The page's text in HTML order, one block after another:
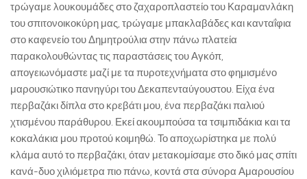
τρώγαμε λουκουμάδες στο ζαχαροπλαστείο του Καραμανλάκη
του σπιτονοικοκύρη μας, τρώγαμε μπακλαβάδες και κανταΐφια
στο καφενείο του Δημητρούλια στην πάνω πλατεία
παρακολουθώντας τις παραστάσεις του Αγκόπ,
απογειωνόμαστε μαζί με τα πυροτεχνήματα στο φημισμένο
μαρουσιώτικο πανηγύρι του Δεκαπενταύγουστου. Είχα ένα
περβαζάκι δίπλα στο κρεβάτι μου, ένα περβαζάκι παλιού
χτισμένου παράθυρου. Εκεί ακουμπούσα τα τσιμπιδάκια και τα
κοκαλάκια μου προτού κοιμηθώ. Το αποχωρίστηκα με πολύ
κλάμα αυτό το περβαζάκι, όταν μετακομίσαμε στο δικό μας σπίτι
κανά-δυο χιλιόμετρα πιο πάνω, κοντά στα σύνορα Αμαρουσίου